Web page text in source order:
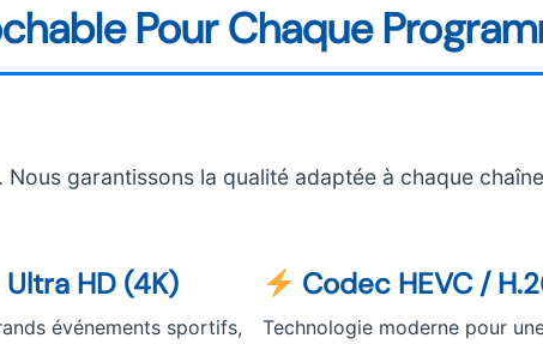
Pour Chaque
garantissons la qualité adaptée à chaque
Ultra HD (4K)
événements sportifs,
Codec HEVC /
Technologie moderne pour